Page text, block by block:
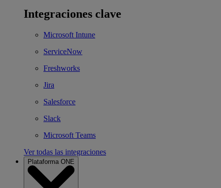
Integraciones clave
Microsoft Intune
ServiceNow
Freshworks
Jira
Salesforce
Slack
Microsoft Teams
Ver todas las integraciones
Plataforma ONE